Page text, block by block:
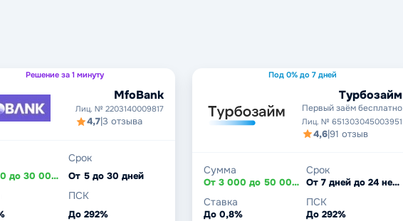
Решение за 1 минуту
MfoBank
Лиц. № 2203140009817
4,7|3 отзыва
От 1 000 до 30 000 ₽
Срок
От 5 до 30 дней
ПСК
До 292%
Под 0% до 7 дней
Турбозайм
Первый заём бесплатно
Лиц. № 651303045003951
4,6|91 отзыв
Сумма
От 3 000 до 50 000 ₽
Срок
От 7 дней до 24 недель
Ставка
До 0,8%
ПСК
До 292%